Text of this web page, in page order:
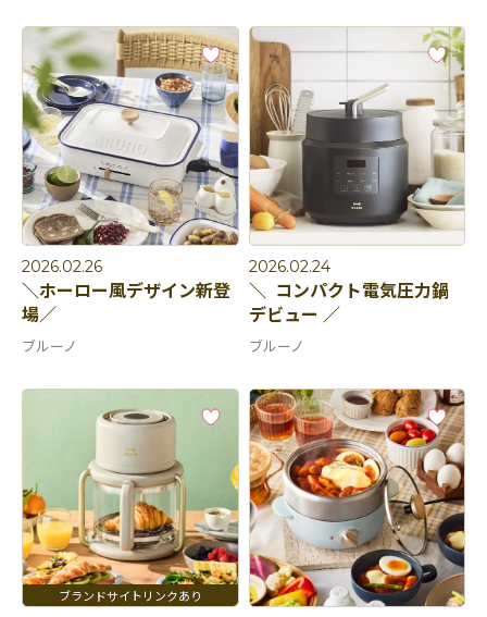
2026.02.26
＼ホーロー風デザイン新登
場／
ブルーノ
2026.02.24
＼ コンパクト電気圧力鍋
デビュー ／
ブルーノ